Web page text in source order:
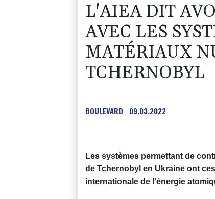
L'AIEA DIT
AVEC LES
MATÉRIAUX
TCHERNOBYL
BOULEVARD 09.03.2022
Les systèmes permettant de
de Tchernobyl en Ukraine ont
internationale de l'énergie